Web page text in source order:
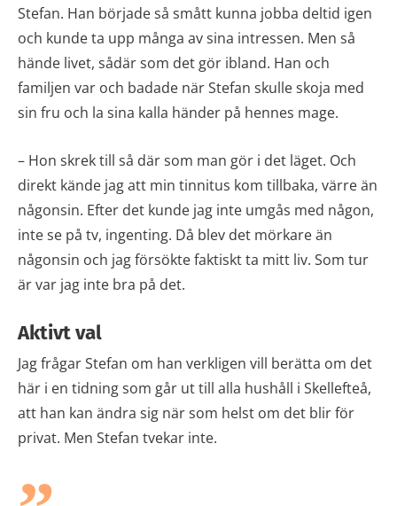
Stefan. Han började så smått kunna jobba deltid igen
och kunde ta upp många av sina intressen. Men så
hände livet, sådär som det gör ibland. Han och
familjen var och badade när Stefan skulle skoja med
sin fru och la sina kalla händer på hennes mage.
– Hon skrek till så där som man gör i det läget. Och
direkt kände jag att min tinnitus kom tillbaka, värre än
någonsin. Efter det kunde jag inte umgås med någon,
inte se på tv, ingenting. Då blev det mörkare än
någonsin och jag försökte faktiskt ta mitt liv. Som tur
är var jag inte bra på det.
Aktivt val
Jag frågar Stefan om han verkligen vill berätta om det
här i en tidning som går ut till alla hushåll i Skellefteå,
att han kan ändra sig när som helst om det blir för
privat. Men Stefan tvekar inte.